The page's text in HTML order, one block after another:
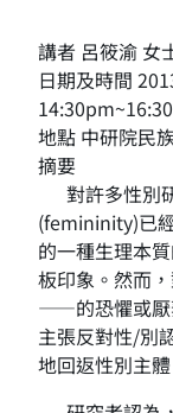
講者 呂筱渝 女
日期及時間
地點 中研院民
摘要
對許多性別
(femininity)已
的一種生理本
板印象。然而
——的恐懼或厭
主張反對性/別
地回返性別主